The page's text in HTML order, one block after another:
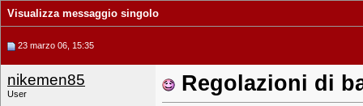
Visualizza messaggio singolo
23 marzo 06, 15:35
nikemen85
User
Regolazioni di